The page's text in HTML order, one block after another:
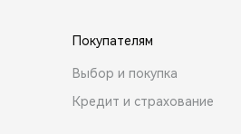
Покупателям
Выбор и покупка
Кредит и страхование